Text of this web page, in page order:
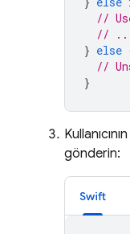
//
//
} else
//
}
gönderin:
Swift